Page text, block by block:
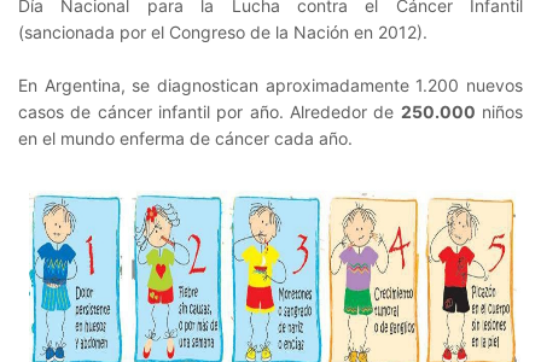
Día Nacional para la Lucha contra el Cáncer Infantil
(sancionada por el Congreso de la Nación en 2012).
En Argentina, se diagnostican aproximadamente 1.200 nuevos
casos de cáncer infantil por año. Alrededor de 250.000 niños
en el mundo enferma de cáncer cada año.